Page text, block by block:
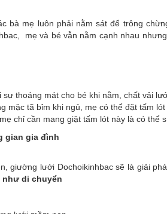
bà mẹ luôn phải nằm sát để trông
mẹ và bé vẫn nằm cạnh nhau
sự thoáng mát cho bé khi nằm, chất vải
mặc tã bỉm khi ngủ, mẹ có thể đặt tấm
chỉ cần mang giặt tấm lót này là có thể
gian gia đình
giường lưới Dochoikinhbac sẽ là giải
di chuyển